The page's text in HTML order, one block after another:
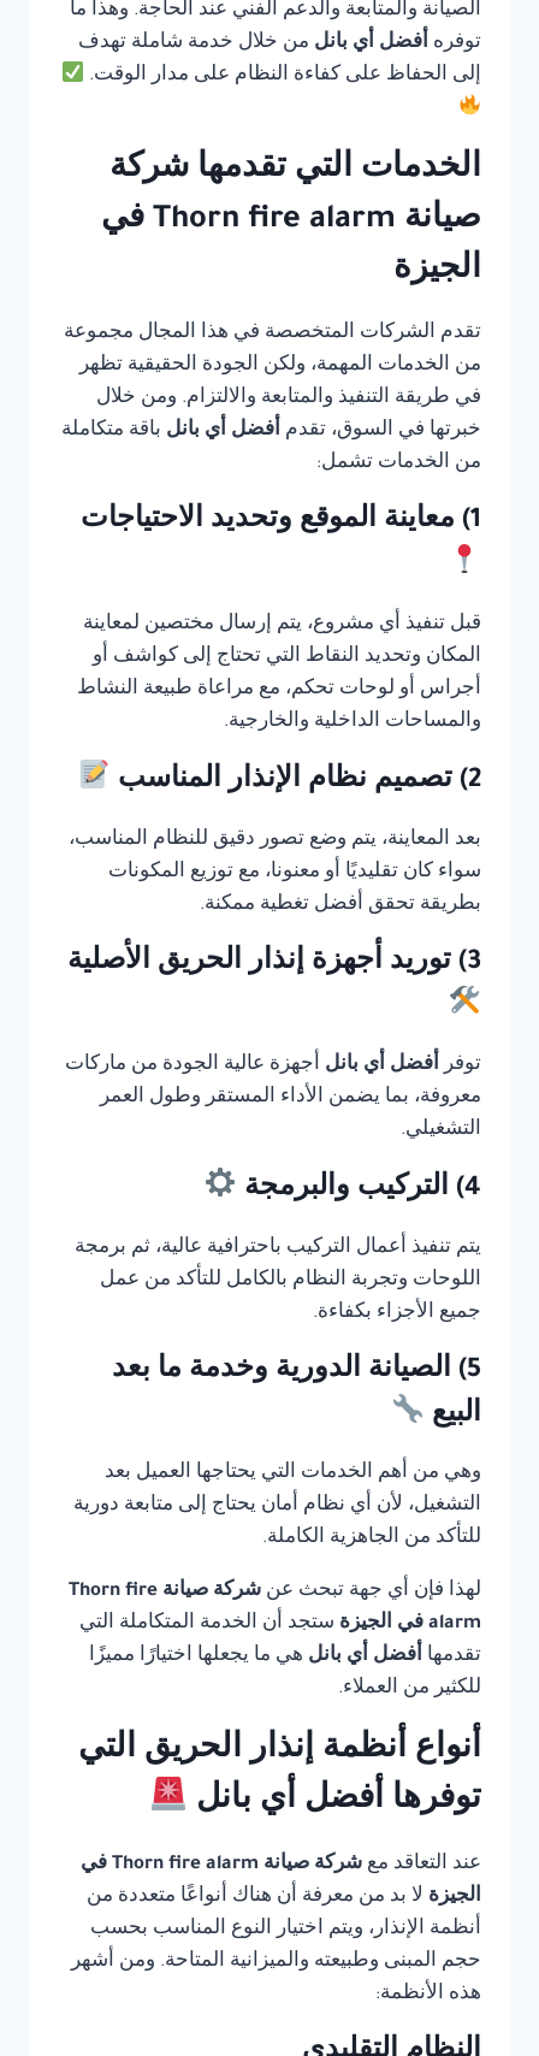
الصيانة والمتابعة والدعم الفني عند الحاجة. وهذا ما
توفره أفضل أي بانل من خلال خدمة شاملة تهدف
إلى الحفاظ على كفاءة النظام على مدار الوقت.
الخدمات التي تقدمها شركة
صيانة Thorn fire alarm في
الجيزة
تقدم الشركات المتخصصة في هذا المجال مجموعة
من الخدمات المهمة، ولكن الجودة الحقيقية تظهر
في طريقة التنفيذ والمتابعة والالتزام. ومن خلال
خبرتها في السوق، تقدم أفضل أي بانل باقة متكاملة
من الخدمات تشمل:
1) معاينة الموقع وتحديد الاحتياجات
قبل تنفيذ أي مشروع، يتم إرسال مختصين لمعاينة
المكان وتحديد النقاط التي تحتاج إلى كواشف أو
أجراس أو لوحات تحكم، مع مراعاة طبيعة النشاط
والمساحات الداخلية والخارجية.
2) تصميم نظام الإنذار المناسب
بعد المعاينة، يتم وضع تصور دقيق للنظام المناسب،
سواء كان تقليديًا أو معنونا، مع توزيع المكونات
بطريقة تحقق أفضل تغطية ممكنة.
3) توريد أجهزة إنذار الحريق الأصلية
توفر أفضل أي بانل أجهزة عالية الجودة من ماركات
معروفة، بما يضمن الأداء المستقر وطول العمر
التشغيلي.
4) التركيب والبرمجة
يتم تنفيذ أعمال التركيب باحترافية عالية، ثم برمجة
اللوحات وتجربة النظام بالكامل للتأكد من عمل
جميع الأجزاء بكفاءة.
5) الصيانة الدورية وخدمة ما بعد
البيع
وهي من أهم الخدمات التي يحتاجها العميل بعد
التشغيل، لأن أي نظام أمان يحتاج إلى متابعة دورية
للتأكد من الجاهزية الكاملة.
لهذا فإن أي جهة تبحث عن
شركة صيانة Thorn fire
alarm في الجيزة
ستجد أن الخدمة المتكاملة التي
تقدمها أفضل أي بانل هي ما يجعلها اختيارًا مميزًا
للكثير من العملاء.
أنواع أنظمة إنذار الحريق التي
توفرها أفضل أي بانل
عند التعاقد مع
شركة صيانة Thorn fire alarm في
الجيزة لا بد من معرفة أن هناك أنواعًا متعددة من
أنظمة الإنذار، ويتم اختيار النوع المناسب بحسب
حجم المبنى وطبيعته والميزانية المتاحة. ومن أشهر
هذه الأنظمة: